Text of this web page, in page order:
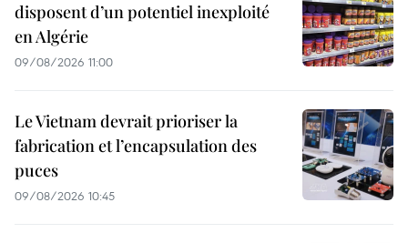
disposent d’un potentiel inexploité
en Algérie
09/08/2026 11:00
Le Vietnam devrait prioriser la
fabrication et l’encapsulation des
puces
09/08/2026 10:45